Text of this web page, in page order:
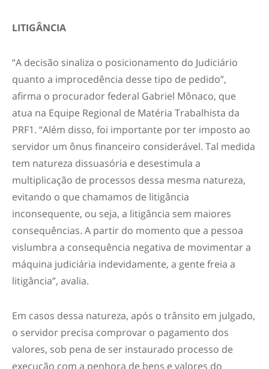
LITIGÂNCIA
“A decisão sinaliza o posicionamento do Judiciário
quanto a improcedência desse tipo de pedido”,
afirma o procurador federal Gabriel Mônaco, que
atua na Equipe Regional de Matéria Trabalhista da
PRF1. “Além disso, foi importante por ter imposto ao
servidor um ônus financeiro considerável. Tal medida
tem natureza dissuasória e desestimula a
multiplicação de processos dessa mesma natureza,
evitando o que chamamos de litigância
inconsequente, ou seja, a litigância sem maiores
consequências. A partir do momento que a pessoa
vislumbra a consequência negativa de movimentar a
máquina judiciária indevidamente, a gente freia a
litigância”, avalia.
Em casos dessa natureza, após o trânsito em julgado,
o servidor precisa comprovar o pagamento dos
valores, sob pena de ser instaurado processo de
execução com a penhora de bens e valores do